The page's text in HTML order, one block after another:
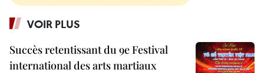
VOIR PLUS
Succès retentissant du 9e Festival
international des arts martiaux